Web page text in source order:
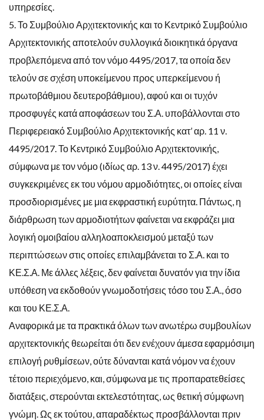
υπηρεσίες.
5. Το Συμβούλιο Αρχιτεκτονικής και το Κεντρικό Συμβούλιο
Αρχιτεκτονικής αποτελούν συλλογικά διοικητικά όργανα
προβλεπόμενα από τον νόμο 4495/2017, τα οποία δεν
τελούν σε σχέση υποκείμενου προς υπερκείμενου ή
πρωτοβάθμιου δευτεροβάθμιου), αφού και οι τυχόν
προσφυγές κατά αποφάσεων του Σ.Α. υποβάλλονται στο
Περιφερειακό Συμβούλιο Αρχιτεκτονικής κατ’ αρ. 11 ν.
4495/2017. Το Κεντρικό Συμβούλιο Αρχιτεκτονικής,
σύμφωνα με τον νόμο (ιδίως αρ. 13 ν. 4495/2017) έχει
συγκεκριμένες εκ του νόμου αρμοδιότητες, οι οποίες είναι
προσδιορισμένες με μια εκφραστική ευρύτητα. Πάντως, η
διάρθρωση των αρμοδιοτήτων φαίνεται να εκφράζει μια
λογική ομοιβαίου αλληλοαποκλεισμού μεταξύ των
περιπτώσεων στις οποίες επιλαμβάνεται το Σ.Α. και το
ΚΕ.Σ.Α. Με άλλες λέξεις, δεν φαίνεται δυνατόν για την ίδια
υπόθεση να εκδοθούν γνωμοδοτήσεις τόσο του Σ.Α., όσο
και του ΚΕ.Σ.Α.
Αναφορικά με τα πρακτικά όλων των ανωτέρω συμβουλίων
αρχιτεκτονικής θεωρείται ότι δεν ενέχουν άμεσα εφαρμόσιμη
επιλογή ρυθμίσεων, ούτε δύνανται κατά νόμον να έχουν
τέτοιο περιεχόμενο, και, σύμφωνα με τις προπαρατεθείσες
διατάξεις, στερούνται εκτελεστότητας, ως θετική σύμφωνη
γνώμη. Ως εκ τούτου, απαραδέκτως προσβάλλονται πριν